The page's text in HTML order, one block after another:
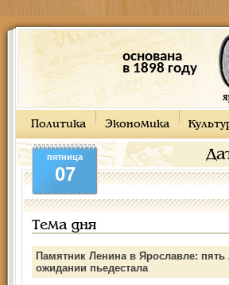
основана
в 1898 году
Политика Экономика
пятница
07
Тема дня
Памятник Ленина в Ярославле: пять
ожидании пьедестала